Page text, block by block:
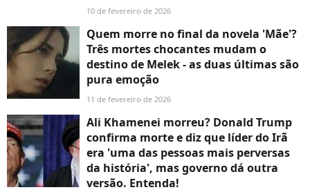
10 de fevereiro de 2026
Quem morre no final da novela 'Mãe'?
Três mortes chocantes mudam o
destino de Melek - as duas últimas são
pura emoção
11 de fevereiro de 2026
Ali Khamenei morreu? Donald Trump
confirma morte e diz que líder do Irã
era 'uma das pessoas mais perversas
da história', mas governo dá outra
versão. Entenda!